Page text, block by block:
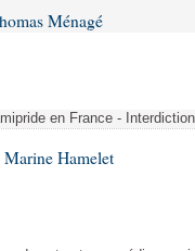
Ménagé
en France -
Hamelet